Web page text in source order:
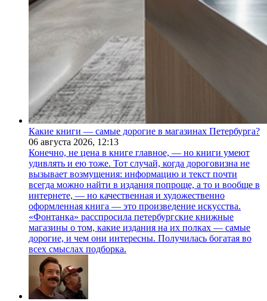
Какие книги — самые дорогие в магазинах Петербурга?
06 августа 2026, 12:13
Конечно, не цена в книге главное, — но книги умеют
удивлять и ею тоже. Тот случай, когда дороговизна не
вызывает возмущения: информацию и текст почти
всегда можно найти в издания попроще, а то и вообще в
интернете, — но качественная и художественно
оформленная книга — это произведение искусства.
«Фонтанка» расспросила петербургские книжные
магазины о том, какие издания на их полках — самые
дорогие, и чем они интересны. Получилась богатая во
всех смыслах подборка.